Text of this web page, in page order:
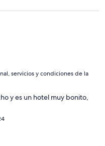
servicios y condiciones de la
y es un hotel muy bonito,